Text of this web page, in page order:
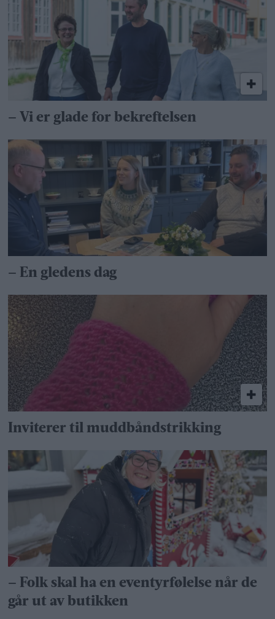
– Vi er glade for bekreftelsen
– En gledens dag
Inviterer til muddbåndstrikking
– Folk skal ha en eventyrfølelse når de
går ut av butikken